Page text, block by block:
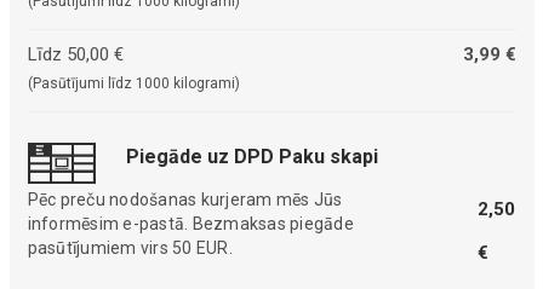
Līdz 50,00 €
(Pasūtījumi līdz 1000 kilogrami)
3,99 €
Piegāde uz DPD Paku skapi
Pēc preču nodošanas kurjeram mēs Jūs
informēsim e-pastā. Bezmaksas piegāde
pasūtījumiem virs 50 EUR.
2,50
€